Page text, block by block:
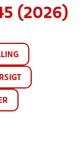
(2026)